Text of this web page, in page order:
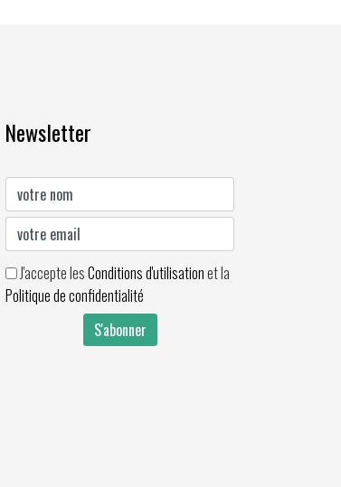
Newsletter
J'accepte lesConditions d'utilisationet la
Politique de confidentialité